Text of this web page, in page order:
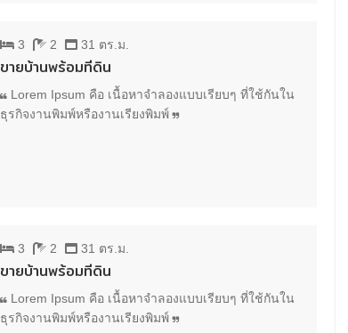
3 2 31 ตร.ม.
ขายบ้านพร้อมที่ดิน
Lorem Ipsum คือ เนื้อหาจำลองแบบเรียบๆ ที่ใช้กันใน
ธุรกิจงานพิมพ์หรืองานเรียงพิมพ์
3 2 31 ตร.ม.
ขายบ้านพร้อมที่ดิน
Lorem Ipsum คือ เนื้อหาจำลองแบบเรียบๆ ที่ใช้กันใน
ธุรกิจงานพิมพ์หรืองานเรียงพิมพ์